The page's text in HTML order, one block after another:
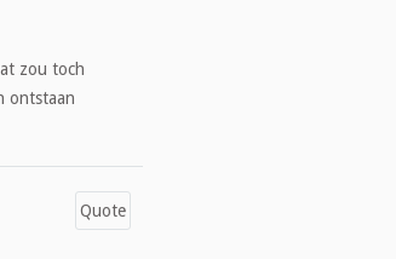
zou toch
ontstaan
Quote